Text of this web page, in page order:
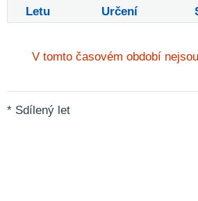
Letu Určení
V tomto časovém období
* Sdílený let